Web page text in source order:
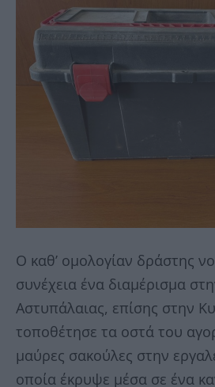
Ο καθ’ ομολογίαν δράστης
συνέχεια ένα διαμέρισμα
Αστυπάλαιας, επίσης στην
τοποθέτησε τα οστά του
μαύρες σακούλες στην
οποία έκρυψε μέσα σε ένα